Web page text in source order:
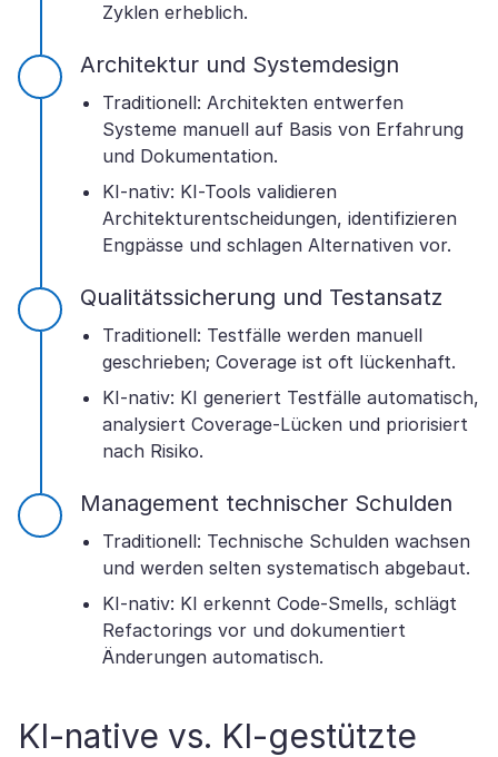
Zyklen erheblich.
Architektur und Systemdesign
Traditionell: Architekten entwerfen
Systeme manuell auf Basis von Erfahrung
und Dokumentation.
KI-nativ: KI-Tools validieren
Architekturentscheidungen, identifizieren
Engpässe und schlagen Alternativen vor.
Qualitätssicherung und Testansatz
Traditionell: Testfälle werden manuell
geschrieben; Coverage ist oft lückenhaft.
KI-nativ: KI generiert Testfälle automatisch,
analysiert Coverage-Lücken und priorisiert
nach Risiko.
Management technischer Schulden
Traditionell: Technische Schulden wachsen
und werden selten systematisch abgebaut.
KI-nativ: KI erkennt Code-Smells, schlägt
Refactorings vor und dokumentiert
Änderungen automatisch.
KI-native vs. KI-gestützte